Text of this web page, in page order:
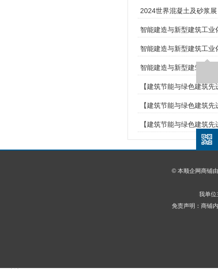
2024世界混凝土及砂浆
智能建造与新型建筑工
智能建造与新型建筑工
智能建造与新型建筑工
【建筑节能与绿色建筑
【建筑节能与绿色建筑
【建筑节能与绿色建筑
© 本顺企网商铺由
我单位
免责声明：商铺